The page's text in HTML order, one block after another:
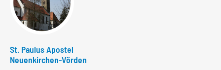
St. Paulus Apostel
Neuenkirchen-Vörden